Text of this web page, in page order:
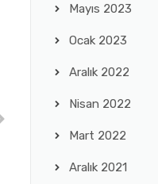
Mayıs 2023
Ocak 2023
Aralık 2022
Nisan 2022
Mart 2022
Aralık 2021